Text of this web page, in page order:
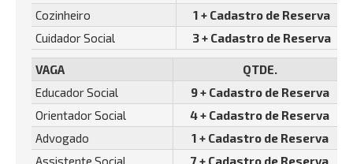
Cozinheiro
1 + Cadastro de Reserva
Cuidador Social
3 + Cadastro de Reserva
VAGA
QTDE.
Educador Social
9 + Cadastro de Reserva
Orientador Social
4 + Cadastro de Reserva
Advogado
1 + Cadastro de Reserva
Assistente Social
7 + Cadastro de Reserva